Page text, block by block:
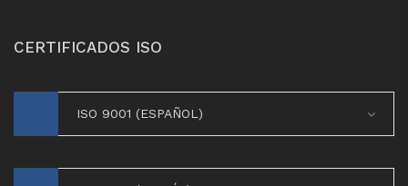
CERTIFICADOS ISO
ISO 9001 (ESPAÑOL)